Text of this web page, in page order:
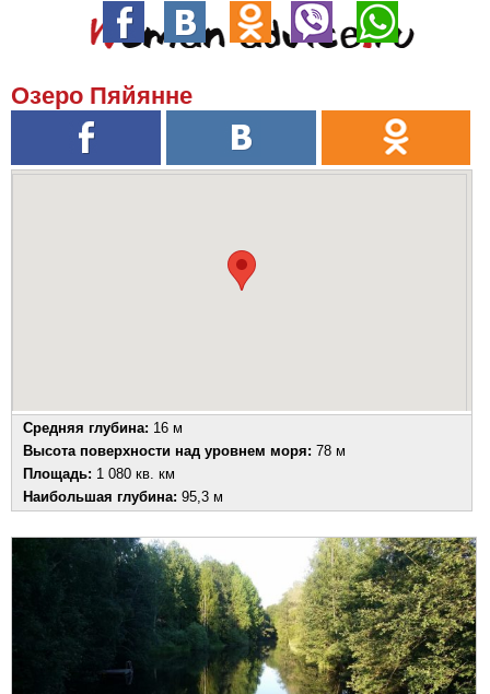
Озеро Пяйянне
Средняя глубина: 16 м
Высота поверхности над уровнем моря: 78 м
Площадь: 1 080 кв. км
Наибольшая глубина: 95,3 м